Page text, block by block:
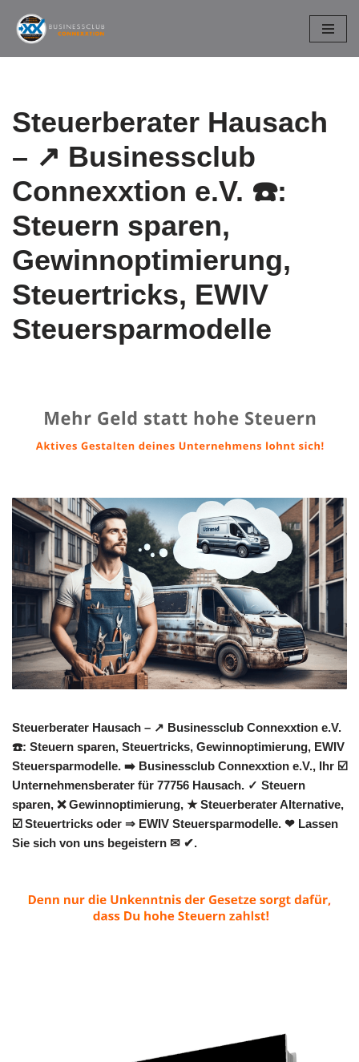
Zum
Steuerberater Hausach
– ↗️ Businessclub
Connexxtion e.V. ☎️:
Steuern sparen,
Gewinnoptimierung,
Steuertricks, EWIV
Steuersparmodelle
Steuerberater Hausach – ↗️ Businessclub Connexxtion e.V.
☎️: Steuern sparen, Steuertricks, Gewinnoptimierung, EWIV
Steuersparmodelle. ➡️ Businessclub Connexxtion e.V., Ihr ☑️
Unternehmensberater für 77756 Hausach. ✓ Steuern
sparen, ❌ Gewinnoptimierung, ★ Steuerberater Alternative,
☑️ Steuertricks oder ⇒ EWIV Steuersparmodelle. ❤ Lassen
Sie sich von uns begeistern ✉ ✔.